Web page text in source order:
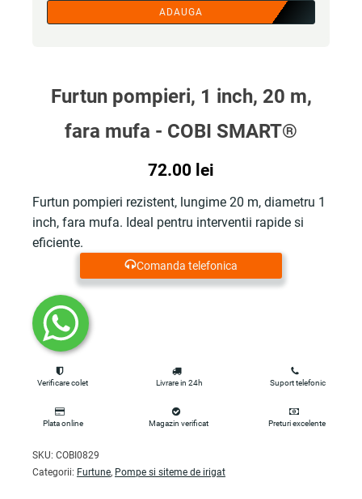
ADAUGA
Furtun pompieri, 1 inch, 20 m,
fara mufa - COBI SMART®
72.00 lei
Furtun pompieri rezistent, lungime 20 m, diametru 1
inch, fara mufa. Ideal pentru interventii rapide si
eficiente.
Comanda telefonica
Verificare colet Livrare in 24h Suport telefonic
Plata online Magazin verificat Preturi excelente
SKU: COBI0829
Categorii: Furtune, Pompe si siteme de irigat